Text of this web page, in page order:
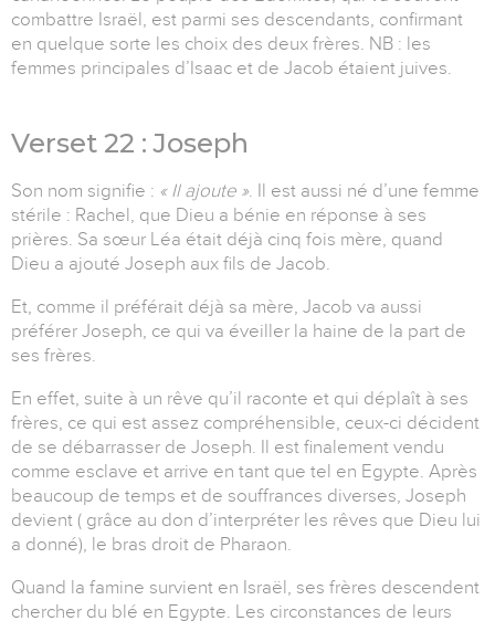
combattre Israël, est parmi ses descendants, confirmant
en quelque sorte les choix des deux frères. NB : les
femmes principales d’Isaac et de Jacob étaient juives.
Verset 22 : Joseph
Son nom signifie : « Il ajoute ». Il est aussi né d’une femme
stérile : Rachel, que Dieu a bénie en réponse à ses
prières. Sa sœur Léa était déjà cinq fois mère, quand
Dieu a ajouté Joseph aux fils de Jacob.
Et, comme il préférait déjà sa mère, Jacob va aussi
préférer Joseph, ce qui va éveiller la haine de la part de
ses frères.
En effet, suite à un rêve qu’il raconte et qui déplaît à ses
frères, ce qui est assez compréhensible, ceux-ci décident
de se débarrasser de Joseph. Il est finalement vendu
comme esclave et arrive en tant que tel en Egypte. Après
beaucoup de temps et de souffrances diverses, Joseph
devient ( grâce au don d’interpréter les rêves que Dieu lui
a donné), le bras droit de Pharaon.
Quand la famine survient en Israël, ses frères descendent
chercher du blé en Egypte. Les circonstances de leurs